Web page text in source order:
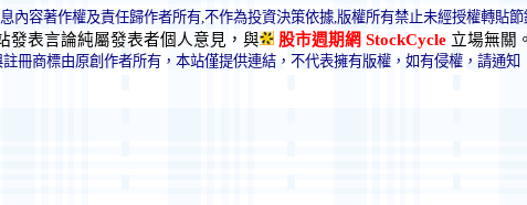
內容著作權及責任歸作者所有,不作為投資決策依據,版權所有禁止未經授權轉貼節
發表言論純屬發表者個人意見，與 股市週期網 StockCycle 立場無關。
冊商標由原創作者所有，本站僅提供連結，不代表擁有版權，如有侵權，請通知